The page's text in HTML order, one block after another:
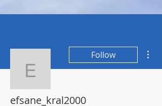
efsane_kral2000
Follow
efsane_kral2000